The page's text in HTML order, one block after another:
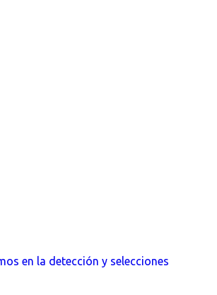
en la detección y selecciones